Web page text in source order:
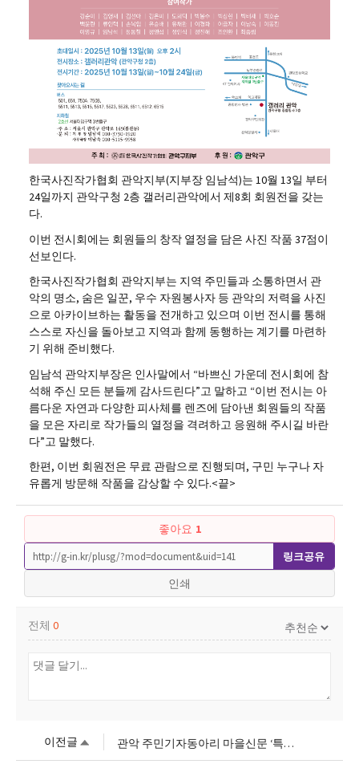
한국사진작가협회 관악지부(지부장 임남석)는 10월 13일 부터
24일까지 관악구청 2층 갤러리관악에서 제8회 회원전을 갖는
다.
이번 전시회에는 회원들의 창작 열정을 담은 사진 작품 37점이
선보인다.
한국사진작가협회 관악지부는 지역 주민들과 소통하면서 관
악의 명소, 숨은 일꾼, 우수 자원봉사자 등 관악의 저력을 사진
으로 아카이브하는 활동을 전개하고 있으며 이번 전시를 통해
스스로 자신을 돌아보고 지역과 함께 동행하는 계기를 마련하
기 위해 준비했다.
임남석 관악지부장은 인사말에서 “바쁘신 가운데 전시회에 참
석해 주신 모든 분들께 감사드린다”고 말하고 “이번 전시는 아
름다운 자연과 다양한 피사체를 렌즈에 담아낸 회원들의 작품
을 모은 자리로 작가들의 열정을 격려하고 응원해 주시길 바란
다”고 말했다.
한편, 이번 회원전은 무료 관람으로 진행되며, 구민 누구나 자
유롭게 방문해 작품을 감상할 수 있다.<끝>
좋아요 1
링크공유
인쇄
전체 0
이전글 관악 주민기자동아리 마을신문 ‘특집 관악사람들’ 발간